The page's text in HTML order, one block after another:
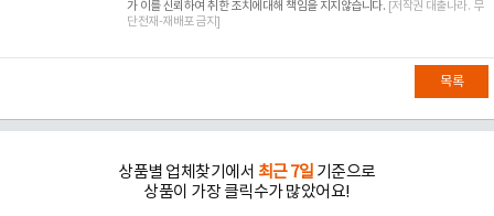
가 이를 신뢰하여 취한 조치에대해 책임을 지지않습니다. [저작권 대출나라. 무
단전재-재배포 금지]
목록
상품별 업체찾기에서 최근 7일 기준으로
상품이 가장 클릭수가 많았어요!